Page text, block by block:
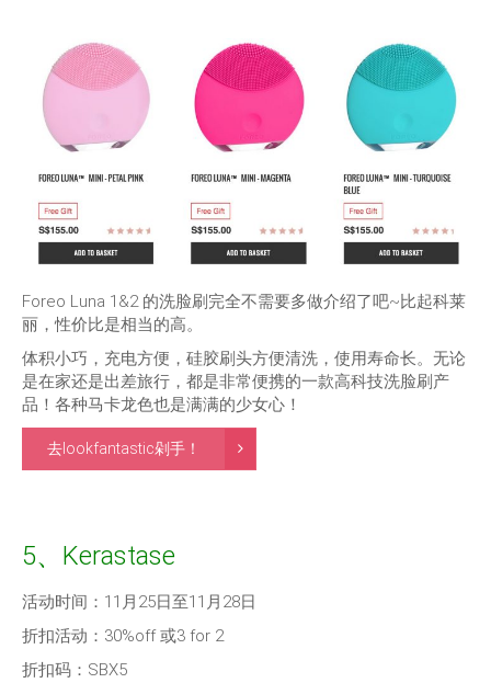
Foreo Luna 1&2 的洗脸刷完全不需要多做介绍了吧~比起科莱
丽，性价比是相当的高。
体积小巧，充电方便，硅胶刷头方便清洗，使用寿命长。无论
是在家还是出差旅行，都是非常便携的一款高科技洗脸刷产
品！各种马卡龙色也是满满的少女心！
去lookfantastic剁手！
5、Kerastase
活动时间：11月25日至11月28日
折扣活动：30%off 或3 for 2
折扣码：SBX5